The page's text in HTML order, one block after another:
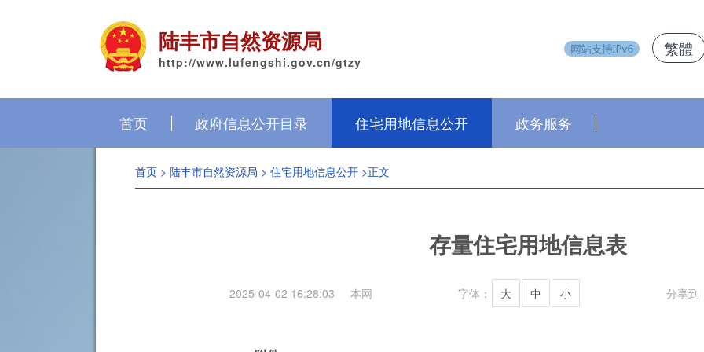
陆丰市自然资源局
http://www.lufengshi.gov.cn/gtzy
繁體
首页 政府信息公开目录 住宅用地信息公开 政务服务
首页 > 陆丰市自然资源局 > 住宅用地信息公开 >正文
存量住宅用地信息表
分享
2025-04-02 16:28:03 本网 字体： 大 中 小